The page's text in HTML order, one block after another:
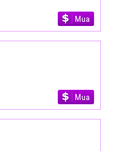
Mua
Mua